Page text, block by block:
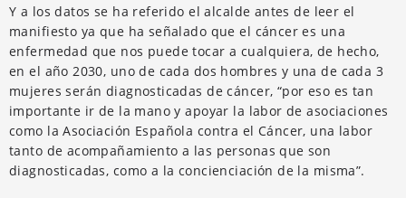
Y a los datos se ha referido el alcalde antes de leer el
manifiesto ya que ha señalado que el cáncer es una
enfermedad que nos puede tocar a cualquiera, de hecho,
en el año 2030, uno de cada dos hombres y una de cada 3
mujeres serán diagnosticadas de cáncer, “por eso es tan
importante ir de la mano y apoyar la labor de asociaciones
como la Asociación Española contra el Cáncer, una labor
tanto de acompañamiento a las personas que son
diagnosticadas, como a la concienciación de la misma”.